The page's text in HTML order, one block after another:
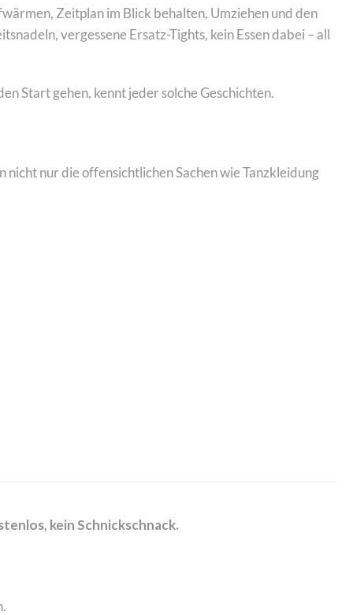
Zeitplan im Blick behalten, Umziehen und den
vergessene Ersatz-Tights, kein Essen dabei – all
Start gehen, kennt jeder solche Geschichten.
nur die offensichtlichen Sachen wie Tanzkleidung
kein Schnickschnack.